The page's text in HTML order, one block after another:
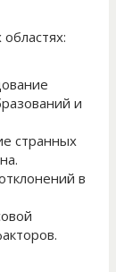
и
странных
в